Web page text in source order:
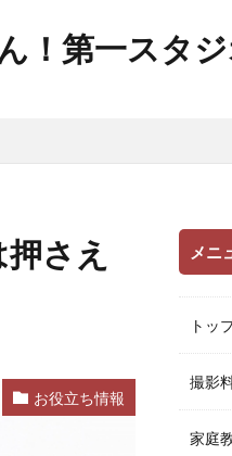
！第一スタ
さえ
お役立ち情報
メニ
トッ
撮影
家庭